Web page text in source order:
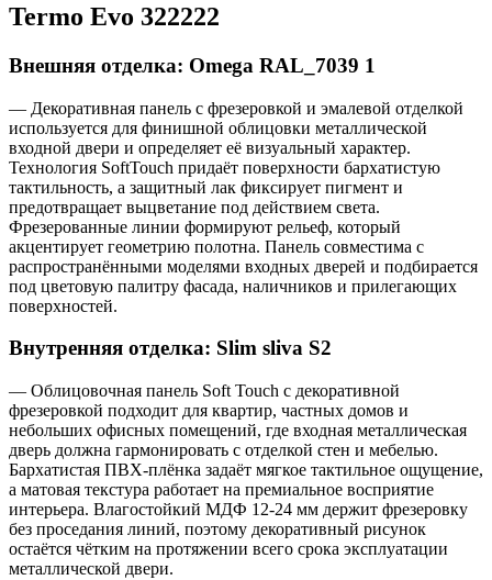
Termo Evo 322222
Внешняя отделка: Omega RAL_7039 1
— Декоративная панель с фрезеровкой и эмалевой отделкой
используется для финишной облицовки металлической
входной двери и определяет её визуальный характер.
Технология SoftTouch придаёт поверхности бархатистую
тактильность, а защитный лак фиксирует пигмент и
предотвращает выцветание под действием света.
Фрезерованные линии формируют рельеф, который
акцентирует геометрию полотна. Панель совместима с
распространёнными моделями входных дверей и подбирается
под цветовую палитру фасада, наличников и прилегающих
поверхностей.
Внутренняя отделка: Slim sliva S2
— Облицовочная панель Soft Touch с декоративной
фрезеровкой подходит для квартир, частных домов и
небольших офисных помещений, где входная металлическая
дверь должна гармонировать с отделкой стен и мебелью.
Бархатистая ПВХ-плёнка задаёт мягкое тактильное ощущение,
а матовая текстура работает на премиальное восприятие
интерьера. Влагостойкий МДФ 12-24 мм держит фрезеровку
без проседания линий, поэтому декоративный рисунок
остаётся чётким на протяжении всего срока эксплуатации
металлической двери.